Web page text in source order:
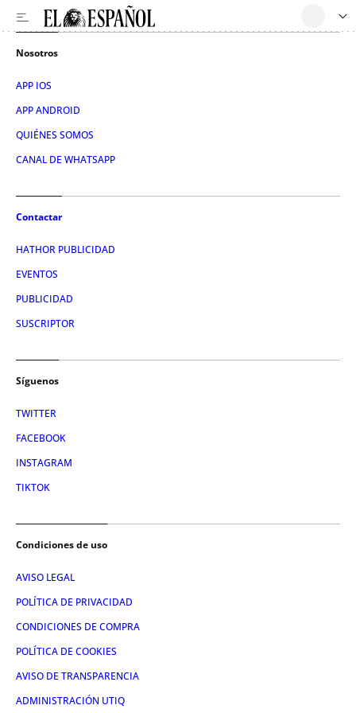
Nosotros
APP IOS
APP ANDROID
QUIÉNES SOMOS
CANAL DE WHATSAPP
Contactar
HATHOR PUBLICIDAD
EVENTOS
PUBLICIDAD
SUSCRIPTOR
Síguenos
TWITTER
FACEBOOK
INSTAGRAM
TIKTOK
Condiciones de uso
AVISO LEGAL
POLÍTICA DE PRIVACIDAD
CONDICIONES DE COMPRA
POLÍTICA DE COOKIES
AVISO DE TRANSPARENCIA
ADMINISTRACIÓN UTIQ